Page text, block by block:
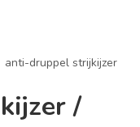
anti-druppel strijkijzer